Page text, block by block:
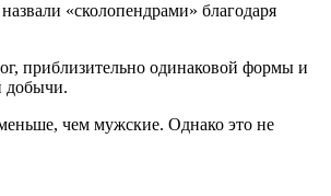
«сколопендрами» благодаря
приблизительно одинаковой формы и
добычи.
чем мужские. Однако это не